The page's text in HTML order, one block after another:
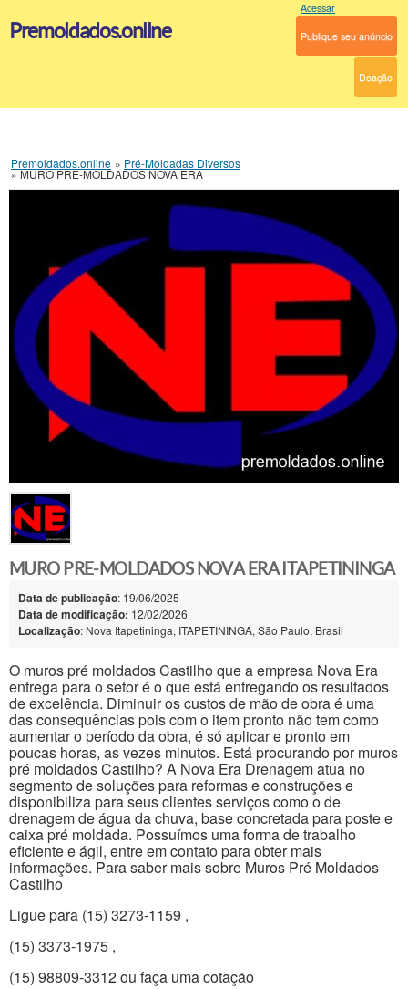
Premoldados.online
Acessar
Publique seu anúncio
Doação
Premoldados.online » Pré-Moldadas Diversos
»MURO PRE-MOLDADOS NOVA ERA
MURO PRE-MOLDADOS NOVA ERA ITAPETININGA
Data de publicação: 19/06/2025
Data de modificação: 12/02/2026
Localização: Nova Itapetininga, ITAPETININGA, São Paulo, Brasil
O muros pré moldados Castilho que a empresa Nova Era
entrega para o setor é o que está entregando os resultados
de excelência. Diminuir os custos de mão de obra é uma
das consequências pois com o item pronto não tem como
aumentar o período da obra, é só aplicar e pronto em
poucas horas, as vezes minutos. Está procurando por muros
pré moldados Castilho? A Nova Era Drenagem atua no
segmento de soluções para reformas e construções e
disponibiliza para seus clientes serviços como o de
drenagem de água da chuva, base concretada para poste e
caixa pré moldada. Possuímos uma forma de trabalho
eficiente e ágil, entre em contato para obter mais
informações. Para saber mais sobre Muros Pré Moldados
Castilho
Ligue para (15) 3273-1159 ,
(15) 3373-1975 ,
(15) 98809-3312 ou faça uma cotação